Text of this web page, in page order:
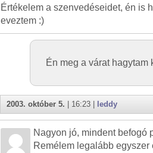
Értékelem a szenvedéseidet, én is
eveztem :)
Én meg a várat
2003. október 5. | 16:23 | leddy
Nagyon jó, mindent befogó
Remélem legalább